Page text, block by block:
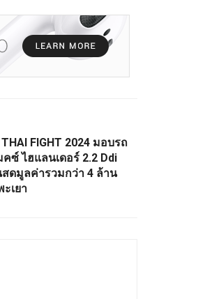
FIGHT 2024 มอบรถ
ซ์ ไฮแลนเดอร์ 2.2 Ddi
สดมูลค่ารวมกว่า 4 ล้าน
เยา